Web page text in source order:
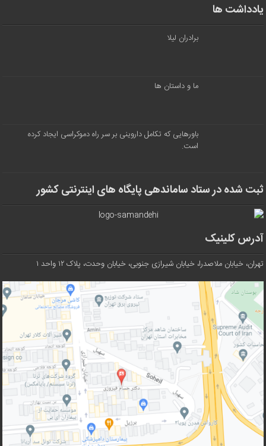
یادداشت ها
برادران لیلا
ما و داستان ها
باورهایی که تکامل داروینی بر سر راه دموکراسی ایجاد کرده
است.
ثبت شده در ستاد ساماندهی پایگاه های اینترنتی کشور
آدرس کلینیک
تهران، خیابان ملاصدرا، خیابان شیرازی جنوبی، خیابان وحدت، پلاک ۱۲ واحد ۱